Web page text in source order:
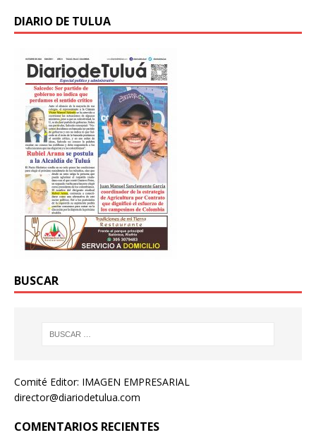
DIARIO DE TULUA
BUSCAR
Comité Editor: IMAGEN EMPRESARIAL
director@diariodetulua.com
COMENTARIOS RECIENTES